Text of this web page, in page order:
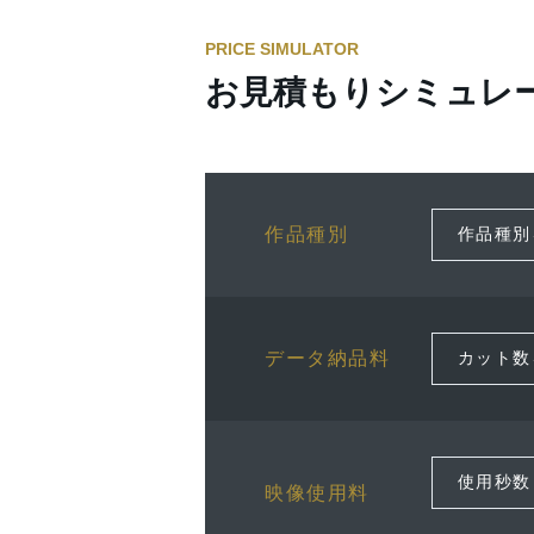
PRICE SIMULATOR
お見積もりシミュレ
作品種別
データ納品料
映像使用料